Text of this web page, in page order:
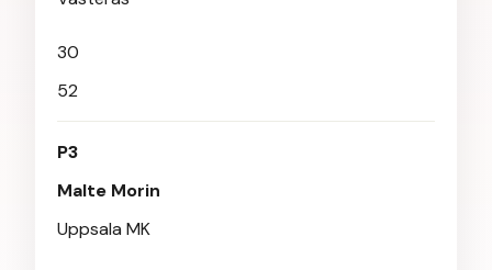
30
52
P3
Malte Morin
Uppsala MK